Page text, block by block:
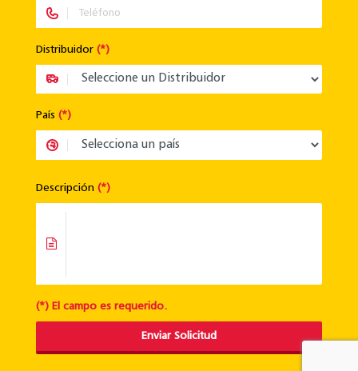
Distribuidor (*)
País (*)
Descripción (*)
(*) El campo es requerido.
Enviar Solicitud